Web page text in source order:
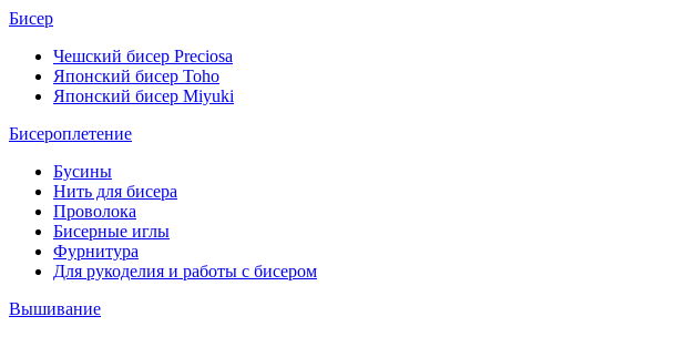
Бисер
Чешский бисер Preciosa
Японский бисер Toho
Японский бисер Miyuki
Бисероплетение
Бусины
Нить для бисера
Проволока
Бисерные иглы
Фурнитура
Для рукоделия и работы с бисером
Вышивание